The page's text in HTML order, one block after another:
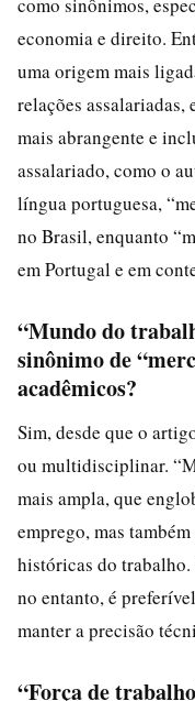
economia e direito.
uma origem mais
relações assalariadas,
mais abrangente e
assalariado, como o
língua portuguesa,
no Brasil, enquanto
em Portugal e em
“Mundo do
sinônimo de
acadêmicos?
Sim, desde que o
ou multidisciplinar.
mais ampla, que
emprego, mas
históricas do
no entanto, é
manter a precisão
“Força de